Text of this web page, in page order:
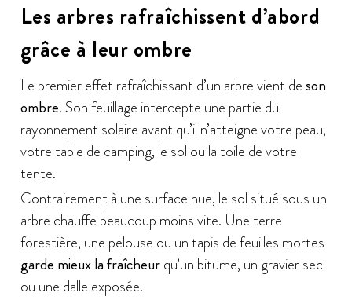
Les arbres rafraîchissent d’abord
grâce à leur ombre
Le premier effet rafraîchissant d’un arbre vient deson
ombre. Son feuillage intercepte une partie du
rayonnement solaire avant qu’il n’atteigne votre peau,
votre table de camping, le sol ou la toile de votre
tente.
Contrairement à une surface nue, le sol situé sous un
arbre chauffe beaucoup moins vite. Une terre
forestière, une pelouse ou un tapis de feuilles mortes
garde mieux la fraîcheurqu’un bitume, un gravier sec
ou une dalle exposée.